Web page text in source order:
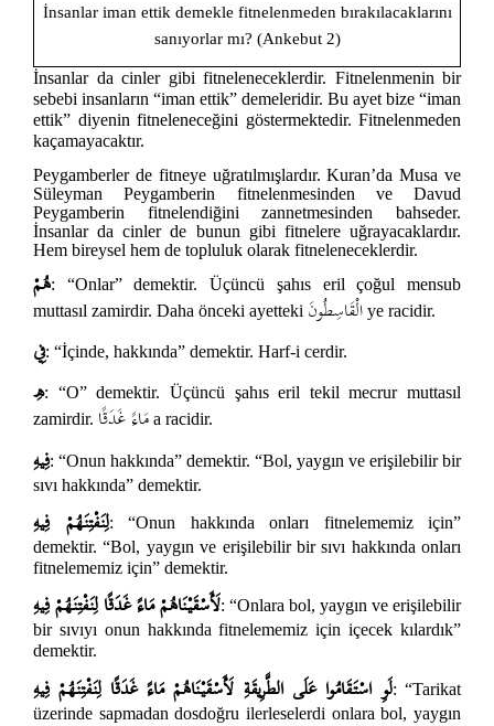
İnsanlar iman ettik demekle fitnelenmeden bırakılacaklarını
sanıyorlar mı? (Ankebut 2)
İnsanlar da cinler gibi fitneleneceklerdir. Fitnelenmenin bir
sebebi insanların “iman ettik” demeleridir. Bu ayet bize “iman
ettik” diyenin fitneleneceğini göstermektedir. Fitnelenmeden
kaçamayacaktır.
Peygamberler de fitneye uğratılmışlardır. Kuran’da Musa ve
Süleyman Peygamberin fitnelenmesinden ve Davud
Peygamberin fitnelendiğini zannetmesinden bahseder.
İnsanlar da cinler de bunun gibi fitnelere uğrayacaklardır.
Hem bireysel hem de topluluk olarak fitneleneceklerdir.
هُمْ: “Onlar” demektir. Üçüncü şahıs eril çoğul mensub
muttasıl zamirdir. Daha önceki ayetteki الْقَاسِطُونَ ye racidir.
فِي: “İçinde, hakkında” demektir. Harf-i cerdir.
هِ: “O” demektir. Üçüncü şahıs eril tekil mecrur muttasıl
zamirdir. مَاءً غَدَقًا a racidir.
فِيهِ: “Onun hakkında” demektir. “Bol, yaygın ve erişilebilir bir
sıvı hakkında” demektir.
لِنَفْتِنَهُمْ فِيهِ: “Onun hakkında onları fitnelememiz için”
demektir. “Bol, yaygın ve erişilebilir bir sıvı hakkında onları
fitnelememiz için” demektir.
لَأَسْقَيْنَاهُمْ مَاءً غَدَقًا لِنَفْتِنَهُمْ فِيهِ: “Onlara bol, yaygın ve erişilebilir
bir sıvıyı onun hakkında fitnelememiz için içecek kılardık”
demektir.
لَوِ اسْتَقَامُوا عَلَى الطَّرِيقَةِ لَأَسْقَيْنَاهُمْ مَاءً غَدَقًا لِنَفْتِنَهُمْ فِيهِ: “Tarikat
üzerinde sapmadan dosdoğru ilerleselerdi onlara bol, yaygın